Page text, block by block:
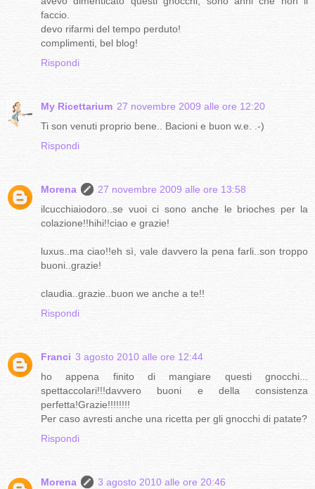
faccio.
devo rifarmi del tempo perduto!
complimenti, bel blog!
Rispondi
My Ricettarium 27 novembre 2009 alle ore 12:20
Ti son venuti proprio bene.. Bacioni e buon w.e. .-)
Rispondi
Morena
27 novembre 2009 alle ore 13:58
ilcucchiaiodoro..se vuoi ci sono anche le brioches per la
colazione!!hihi!!ciao e grazie!
luxus..ma ciao!!eh sì, vale davvero la pena farli..son troppo
buoni..grazie!
claudia..grazie..buon we anche a te!!
Rispondi
Franci 3 agosto 2010 alle ore 12:44
ho appena finito di mangiare questi gnocchi...
spettaccolari!!!davvero buoni e della consistenza
perfetta!Grazie!!!!!!!!
Per caso avresti anche una ricetta per gli gnocchi di patate?
Rispondi
Morena
3 agosto 2010 alle ore 20:46